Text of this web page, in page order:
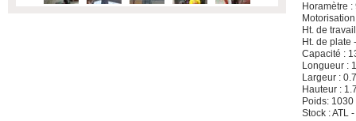
Horamètre
Ht. de
Ht. de plate
Capacité :
Longueur :
Largeur :
Hauteur :
Poids: 1030
Stock : ATL